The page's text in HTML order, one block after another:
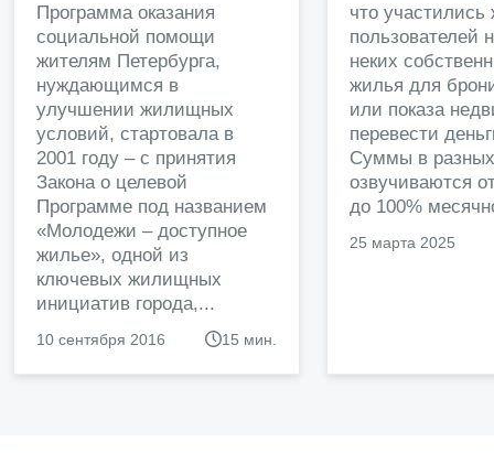
Программа оказания
социальной помощи
жителям Петербурга,
нуждающимся в
улучшении жилищных
условий, стартовала в
2001 году – с принятия
Закона о целевой
Программе под названием
«Молодежи – доступное
жилье», одной из
ключевых жилищных
инициатив города,...
10 сентября 2016 15 мин.
что
пользователей
неких
жилья для
или показа
перевести
Суммы в
озвучиваются
до 100%
25 марта 2025